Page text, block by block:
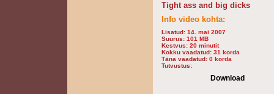
Tight ass and big dicks
Info video kohta:
Lisatud: 14. mai 2007
Suurus: 101 MB
Kestvus: 20 minutit
Kokku vaadatud: 31 korda
Täna vaadatud: 0 korda
Tutvustus:
Download